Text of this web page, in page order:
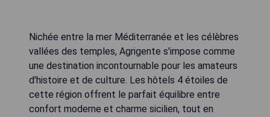
Nichée entre la mer Méditerranée et les célèbres
vallées des temples, Agrigente s'impose comme
une destination incontournable pour les amateurs
d'histoire et de culture. Les hôtels 4 étoiles de
cette région offrent le parfait équilibre entre
confort moderne et charme sicilien, tout en